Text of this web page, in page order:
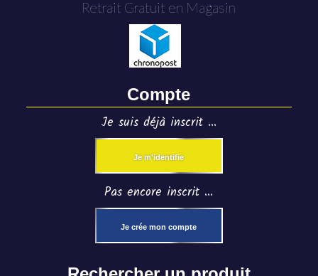
Retrait Gratuit en Magasin
Compte
Je suis déjà inscrit ...
Je m'identifie
Pas encore inscrit ...
Je crée mon compte